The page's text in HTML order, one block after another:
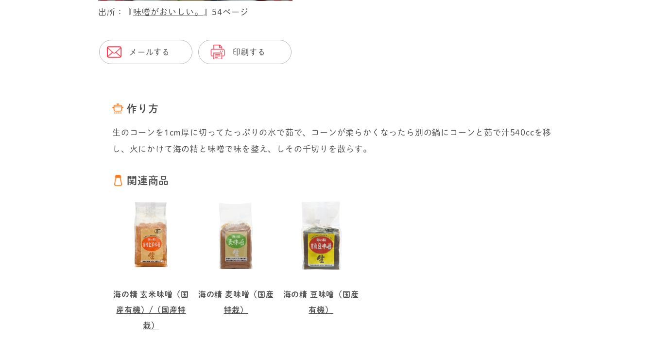
出所：『味噌がおいしい。 』54ページ
メールする 印刷する
作り方
生のコーンを1cm厚に切ってたっぷりの水で茹で、コーンが柔らかくなったら別の鍋にコーンと茹で汁540ccを移
し、火にかけて海の精と味噌で味を整え、しその千切りを散らす。
関連商品
海の精 玄米味噌（国
産有機）/（国産特
栽）
海の精 麦味噌（国産
特栽）
海の精 豆味噌（国産
有機）